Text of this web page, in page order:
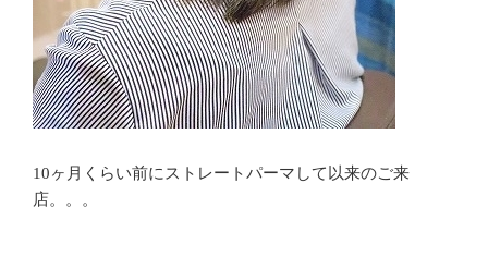
10ヶ月くらい前にストレートパーマして以来のご来
店。。。